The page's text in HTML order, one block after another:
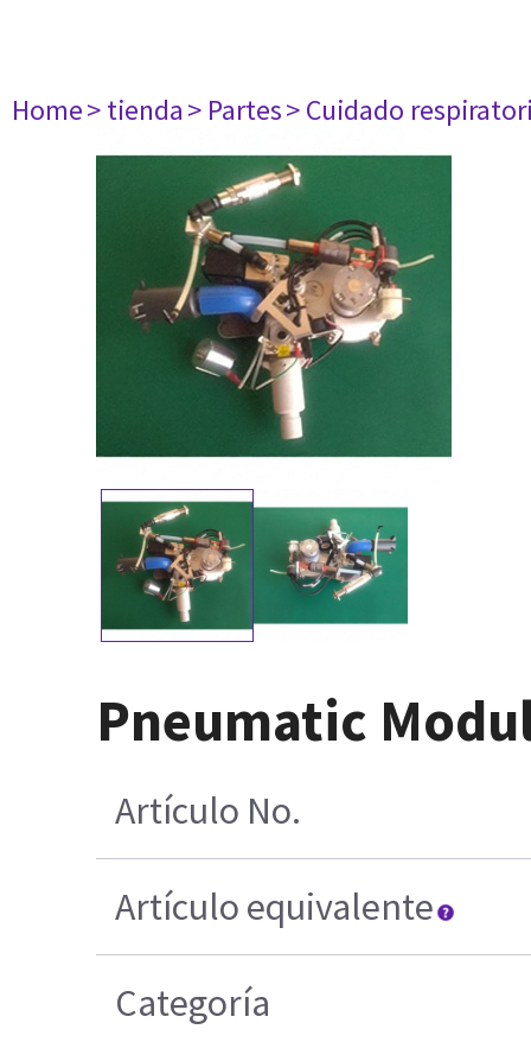
Home> tienda> Partes> Cuidado
Pneumatic
Artículo No.
Artículo equivalente
Categoría